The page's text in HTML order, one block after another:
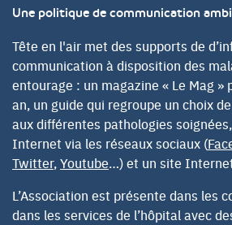
Une politique de communication
Tête en l'air met des supports de
communication à disposition des
entourage : un magazine « Le Mag »
an, un guide qui regroupe un choix
aux différentes pathologies
Internet via les réseaux sociaux (
Twitter,Youtube…) et un site
L’Association est présente dans les
dans les services de l’hôpital avec